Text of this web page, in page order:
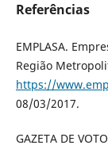
Referências
EMPLASA.
Região
https://
08/03/2017.
GAZETA DE